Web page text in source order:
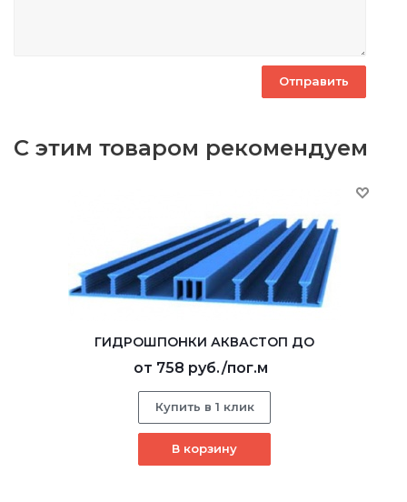
С этим товаром рекомендуем
ГИДРОШПОНКИ АКВАСТОП ДО
от 758 руб./пог.м
Купить в 1 клик
В корзину